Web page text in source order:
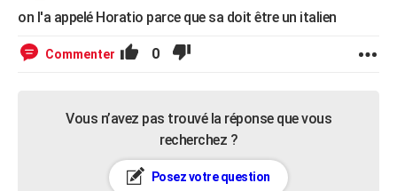
on l'a appelé Horatio parce que sa doit être un italien
Commenter 0
Vous n’avez pas trouvé la réponse que vous
recherchez ?
Posez votre question